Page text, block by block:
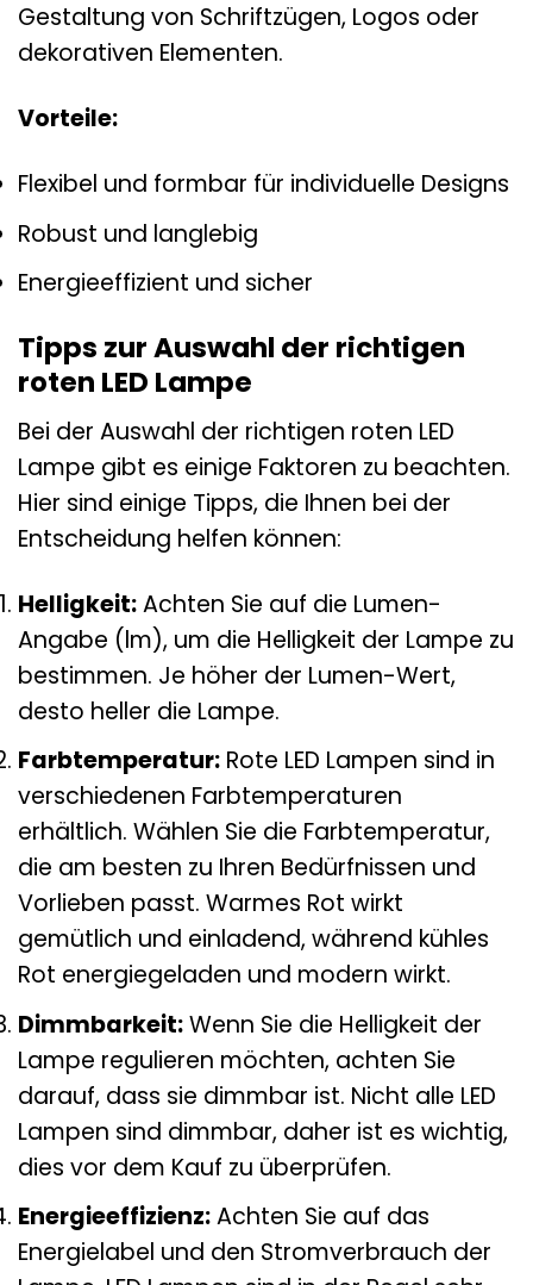
Gestaltung von Schriftzügen, Logos oder
dekorativen Elementen.
Vorteile:
Flexibel und formbar für individuelle Designs
Robust und langlebig
Energieeffizient und sicher
Tipps zur Auswahl der richtigen
roten LED Lampe
Bei der Auswahl der richtigen roten LED
Lampe gibt es einige Faktoren zu beachten.
Hier sind einige Tipps, die Ihnen bei der
Entscheidung helfen können:
Helligkeit:Achten Sie auf die Lumen-
Angabe (lm), um die Helligkeit der Lampe zu
bestimmen. Je höher der Lumen-Wert,
desto heller die Lampe.
Farbtemperatur: Rote LED Lampen sind in
verschiedenen Farbtemperaturen
erhältlich. Wählen Sie die Farbtemperatur,
die am besten zu Ihren Bedürfnissen und
Vorlieben passt. Warmes Rot wirkt
gemütlich und einladend, während kühles
Rot energiegeladen und modern wirkt.
Dimmbarkeit:Wenn Sie die Helligkeit der
Lampe regulieren möchten, achten Sie
darauf, dass sie dimmbar ist. Nicht alle LED
Lampen sind dimmbar, daher ist es wichtig,
dies vor dem Kauf zu überprüfen.
Energieeffizienz:Achten Sie auf das
Energielabel und den Stromverbrauch der